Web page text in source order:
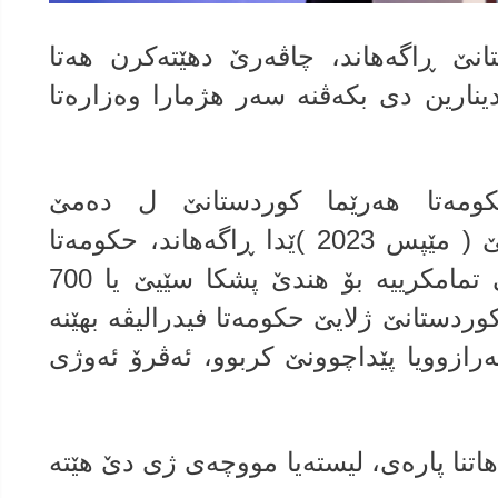
ڕاگه‌هاند، چاڤه‌رێ دهێته‌كرن هه‌تا
بهێت 700 ملیار دینارین دى بكه‌ڤنه‌ سه‌ر هژمارا وه‌زاره‌تا
هه‌رێما كوردستانێ ل ده‌مێ
پشكداریكرنێ د كۆربه‌ندێ چارێ یێ ( مێپس 2023 )ێدا ڕاگه‌هاند، حكومه‌تا
هه‌رێما كوردستانێ نڤیسیناا فه‌رمی تمامكرییه‌ بۆ هندێ پشكا سێیێ یا 700
ژلایێ حكومه‌تا فیدرالیڤه‌ بهێنه‌
پێداچوونێ كربوو، ئه‌ڤرۆ ئه‌وژى
پاره‌ى، لیسته‌یا مووچه‌ى ژى دێ هێته‌